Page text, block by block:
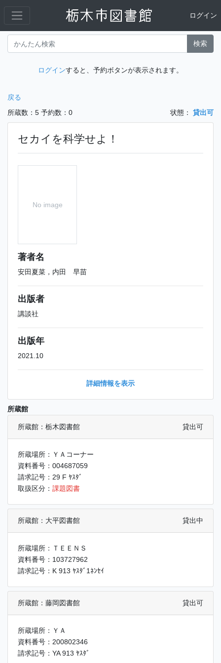
ログイン
検索
ログインすると、予約ボタンが表示されます。
戻る
所蔵数：5 予約数：0 状態： 貸出可
セカイを科学せよ！
No image
著者名
安田夏菜，内田 早苗
出版者
講談社
出版年
2021.10
詳細情報を表示
所蔵館
所蔵館：栃木図書館 貸出可
所蔵場所：ＹＡコーナー
資料番号：004687059
請求記号：29 F ﾔｽﾀﾞ
取扱区分： 課題図書
所蔵館：大平図書館 貸出中
所蔵場所：ＴＥＥＮＳ
資料番号：103727962
請求記号：K 913 ﾔｽﾀﾞ1ﾈﾝｾｲ
所蔵館：藤岡図書館 貸出可
所蔵場所：ＹＡ
資料番号：200802346
請求記号：YA 913 ﾔｽﾀﾞ